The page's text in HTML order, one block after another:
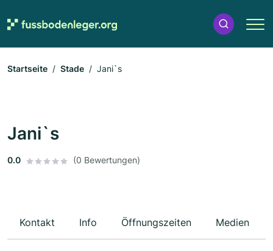
Startseite Stade Jani`s
Jani`s
0.0 (0 Bewertungen)
Kontakt Info Öffnungszeiten Medien